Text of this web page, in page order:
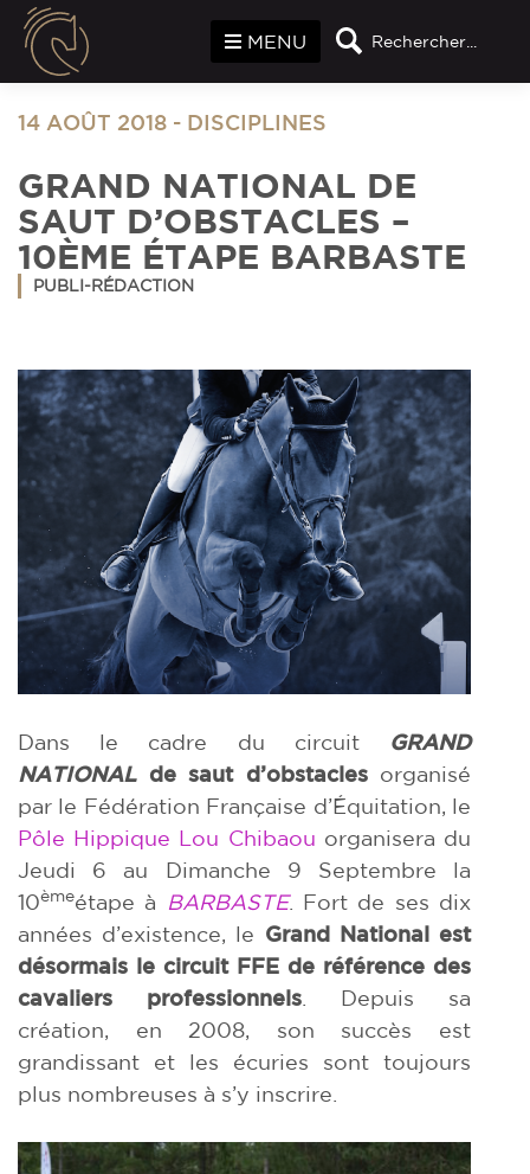
Rechercher...
MENU
14 AOÛT 2018 - DISCIPLINES
GRAND NATIONAL DE
SAUT D’OBSTACLES –
10ÈME ÉTAPE BARBASTE
PUBLI-RÉDACTION
Dans le cadre du circuit GRAND
NATIONAL de saut d’obstaclesorganisé
par le Fédération Française d’Équitation, le
Pôle Hippique Lou Chibaou organisera du
Jeudi 6 au Dimanche 9 Septembre la
10èmeétape à BARBASTE. Fort de ses dix
années d’existence, le Grand National est
désormais le circuit FFE de référence des
cavaliers professionnels . Depuis sa
création, en 2008, son succès est
grandissant et les écuries sont toujours
plus nombreuses à s’y inscrire.
Panneau de gestion des cookies